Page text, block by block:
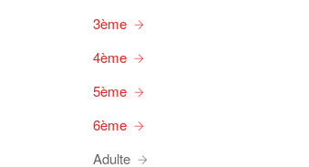
3ème
4ème
5ème
6ème
Adulte